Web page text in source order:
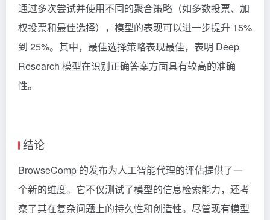
通过多次尝试并使用不同的聚合策略（如多数投票、加
权投票和最佳选择），模型的表现可以进一步提升 15%
到 25%。其中，最佳选择策略表现最佳，表明 Deep
Research 模型在识别正确答案方面具有较高的准确
性。
结论
BrowseComp 的发布为人工智能代理的评估提供了一
个新的维度。它不仅测试了模型的信息检索能力，还考
察了其在复杂问题上的持久性和创造性。尽管现有模型